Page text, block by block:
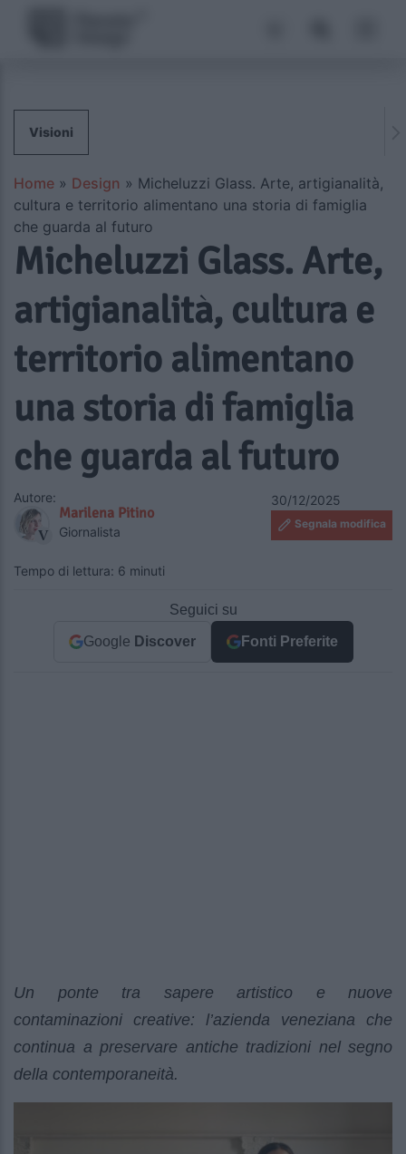
Visioni
Home » Design » Micheluzzi Glass. Arte, artigianalità,
cultura e territorio alimentano una storia di famiglia
che guarda al futuro
Micheluzzi Glass. Arte,
artigianalità, cultura e
territorio alimentano
una storia di famiglia
che guarda al futuro
Autore:
Marilena Pitino
Giornalista
30/12/2025
Segnala modifica
Tempo di lettura: 6 minuti
Seguici su
Google Discover Fonti Preferite
Un ponte tra sapere artistico e nuove
contaminazioni creative: l’azienda veneziana che
continua a preservare antiche tradizioni nel segno
della contemporaneità.